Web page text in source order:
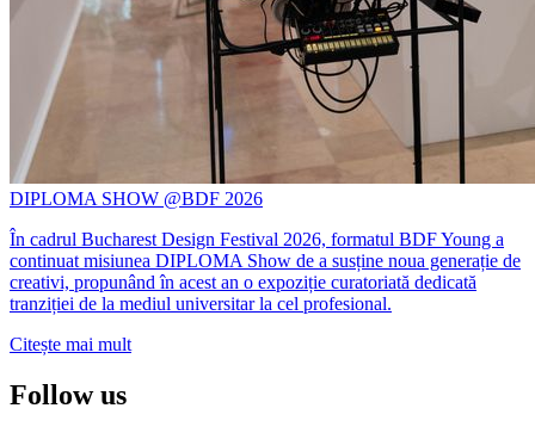
DIPLOMA SHOW @BDF 2026
În cadrul Bucharest Design Festival 2026, formatul BDF Young a
continuat misiunea DIPLOMA Show de a susține noua generație de
creativi, propunând în acest an o expoziție curatoriată dedicată
tranziției de la mediul universitar la cel profesional.
Citește mai mult
Follow us